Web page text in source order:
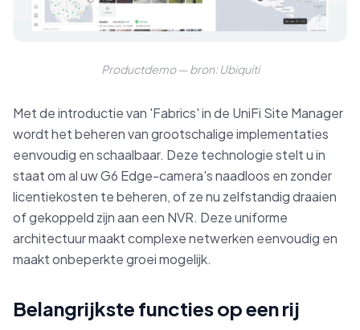
Productdemo — bron: Ubiquiti
Met de introductie van 'Fabrics' in de UniFi Site Manager
wordt het beheren van grootschalige implementaties
eenvoudig en schaalbaar. Deze technologie stelt u in
staat om al uw G6 Edge-camera's naadloos en zonder
licentiekosten te beheren, of ze nu zelfstandig draaien
of gekoppeld zijn aan een NVR. Deze uniforme
architectuur maakt complexe netwerken eenvoudig en
maakt onbeperkte groei mogelijk.
Belangrijkste functies op een rij